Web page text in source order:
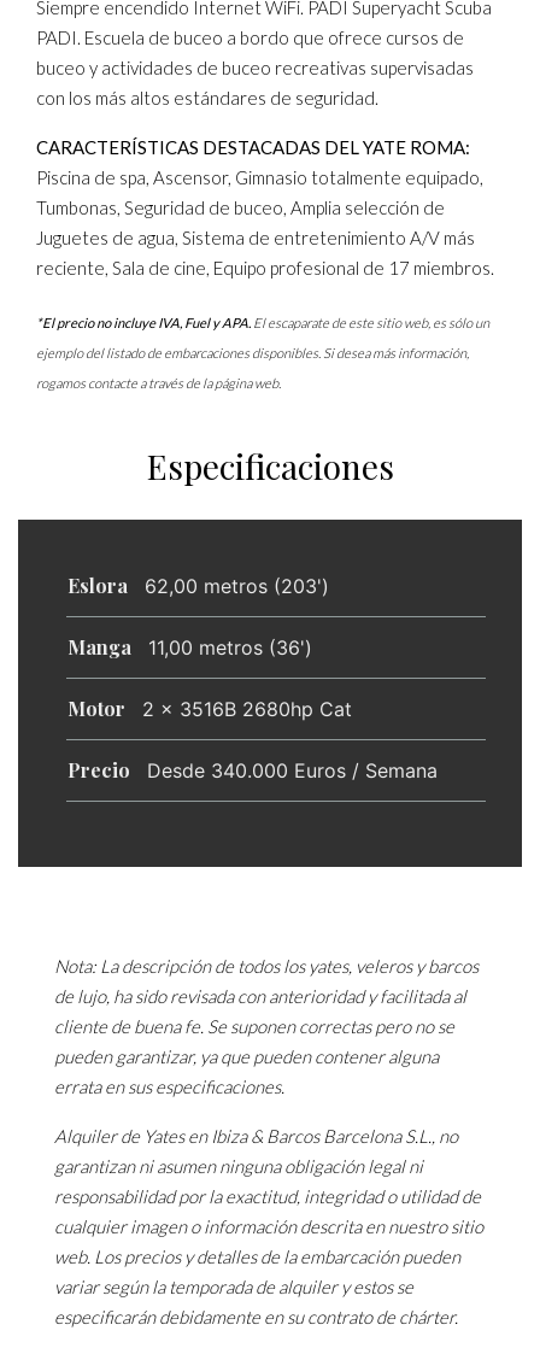
Siempre encendido Internet WiFi. PADI Superyacht Scuba
PADI. Escuela de buceo a bordo que ofrece cursos de
buceo y actividades de buceo recreativas supervisadas
con los más altos estándares de seguridad.
CARACTERÍSTICAS DESTACADAS DEL YATE ROMA:
Piscina de spa, Ascensor, Gimnasio totalmente equipado,
Tumbonas, Seguridad de buceo, Amplia selección de
Juguetes de agua, Sistema de entretenimiento A/V más
reciente, Sala de cine, Equipo profesional de 17 miembros.
*El precio no incluye IVA, Fuel y APA. El escaparate de este sitio web, es sólo un
ejemplo del listado de embarcaciones disponibles. Si desea más información,
rogamos contacte a través de la página web.
Especificaciones
Eslora 62,00 metros (203')
Manga 11,00 metros (36')
Motor 2 x 3516B 2680hp Cat
Precio Desde 340.000 Euros / Semana
Nota: La descripción de todos los yates, veleros y barcos
de lujo, ha sido revisada con anterioridad y facilitada al
cliente de buena fe. Se suponen correctas pero no se
pueden garantizar, ya que pueden contener alguna
errata en sus especificaciones.
Alquiler de Yates en Ibiza & Barcos Barcelona S.L., no
garantizan ni asumen ninguna obligación legal ni
responsabilidad por la exactitud, integridad o utilidad de
cualquier imagen o información descrita en nuestro sitio
web. Los precios y detalles de la embarcación pueden
variar según la temporada de alquiler y estos se
especificarán debidamente en su contrato de chárter.